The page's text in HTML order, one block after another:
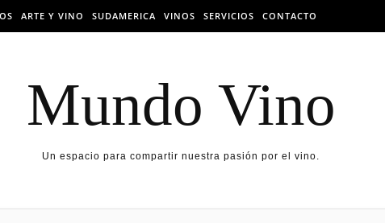
ARTE Y VINO SUDAMERICA VINOS SERVICIOS CONTACTO
Mundo Vino
Un espacio para compartir nuestra pasión por el vino.